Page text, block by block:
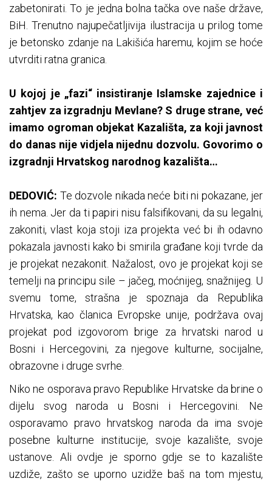
zabetonirati. To je jedna bolna tačka ove naše države,
BiH. Trenutno najupečatljivija ilustracija u prilog tome
je betonsko zdanje na Lakišića haremu, kojim se hoće
utvrditi ratna granica.
U kojoj je „fazi“ insistiranje Islamske zajednice i
zahtjev za izgradnju Mevlane? S druge strane, već
imamo ogroman objekat Kazališta, za koji javnost
do danas nije vidjela nijednu dozvolu. Govorimo o
izgradnji Hrvatskog narodnog kazališta…
DEDOVIĆ: Te dozvole nikada neće biti ni pokazane, jer
ih nema. Jer da ti papiri nisu falsifikovani, da su legalni,
zakoniti, vlast koja stoji iza projekta već bi ih odavno
pokazala javnosti kako bi smirila građane koji tvrde da
je projekat nezakonit. Nažalost, ovo je projekat koji se
temelji na principu sile – jačeg, moćnijeg, snažnijeg. U
svemu tome, strašna je spoznaja da Republika
Hrvatska, kao članica Evropske unije, podržava ovaj
projekat pod izgovorom brige za hrvatski narod u
Bosni i Hercegovini, za njegove kulturne, socijalne,
obrazovne i druge svrhe.
Niko ne osporava pravo Republike Hrvatske da brine o
dijelu svog naroda u Bosni i Hercegovini. Ne
osporavamo pravo hrvatskog naroda da ima svoje
posebne kulturne institucije, svoje kazalište, svoje
ustanove. Ali ovdje je sporno gdje se to kazalište
uzdiže, zašto se uporno uzidže baš na tom mjestu,